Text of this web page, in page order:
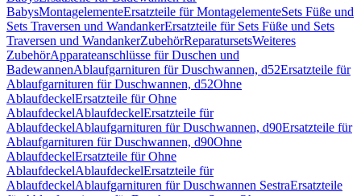
BabysMontagelementeErsatzteile für MontagelementeSets Füße und
Sets Traversen und WandankerErsatzteile für Sets Füße und Sets
Traversen und WandankerZubehörReparatursetsWeiteres
ZubehörApparateanschlüsse für Duschen und
BadewannenAblaufgarnituren für Duschwannen, d52Ersatzteile für
Ablaufgarnituren für Duschwannen, d52Ohne
AblaufdeckelErsatzteile für Ohne
AblaufdeckelAblaufdeckelErsatzteile für
AblaufdeckelAblaufgarnituren für Duschwannen, d90Ersatzteile für
Ablaufgarnituren für Duschwannen, d90Ohne
AblaufdeckelErsatzteile für Ohne
AblaufdeckelAblaufdeckelErsatzteile für
AblaufdeckelAblaufgarnituren für Duschwannen SestraErsatzteile